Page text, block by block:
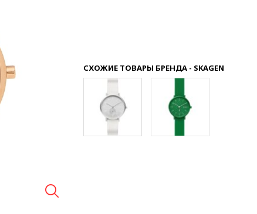
СХОЖИЕ ТОВАРЫ БРЕНДА - SKAGEN